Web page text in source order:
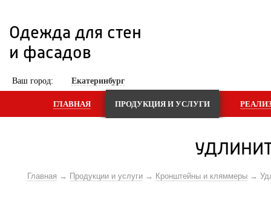
Одежда для стен
и фасадов
Ваш город: Екатеринбург
ГЛАВНАЯ ПРОДУКЦИЯ И УСЛУГИ
Главная Продукции и услуги Кронштейны и кляммеры